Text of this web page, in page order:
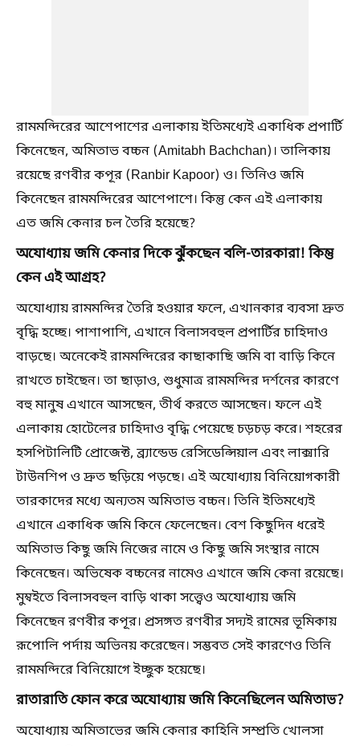
রামমন্দিরের আশেপাশের এলাকায় ইতিমধ্যেই একাধিক প্রপার্টি
কিনেছেন, অমিতাভ বচ্চন (Amitabh Bachchan)। তালিকায়
রয়েছে রণবীর কপূর (Ranbir Kapoor) ও। তিনিও জমি
কিনেছেন রামমন্দিরের আশেপাশে। কিন্তু কেন এই এলাকায়
এত জমি কেনার চল তৈরি হয়েছে?
অযোধ্যায় জমি কেনার দিকে ঝুঁকছেন বলি-তারকারা! কিন্তু
কেন এই আগ্রহ?
অযোধ্যায় রামমন্দির তৈরি হওয়ার ফলে, এখানকার ব্যবসা দ্রুত
বৃদ্ধি হচ্ছে। পাশাপাশি, এখানে বিলাসবহুল প্রপার্টির চাহিদাও
বাড়ছে। অনেকেই রামমন্দিরের কাছাকাছি জমি বা বাড়ি কিনে
রাখতে চাইছেন। তা ছাড়াও, শুধুমাত্র রামমন্দির দর্শনের কারণে
বহু মানুষ এখানে আসছেন, তীর্থ করতে আসছেন। ফলে এই
এলাকায় হোটেলের চাহিদাও বৃদ্ধি পেয়েছে চড়চড় করে। শহরের
হসপিটালিটি প্রোজেক্ট, ব্র্যান্ডেড রেসিডেন্সিয়াল এবং লাক্সারি
টাউনশিপ ও দ্রুত ছড়িয়ে পড়ছে। এই অযোধ্যায় বিনিয়োগকারী
তারকাদের মধ্যে অন্যতম অমিতাভ বচ্চন। তিনি ইতিমধ্যেই
এখানে একাধিক জমি কিনে ফেলেছেন। বেশ কিছুদিন ধরেই
অমিতাভ কিছু জমি নিজের নামে ও কিছু জমি সংস্থার নামে
কিনেছেন। অভিষেক বচ্চনের নামেও এখানে জমি কেনা রয়েছে।
মুম্বইতে বিলাসবহুল বাড়ি থাকা সত্ত্বেও অযোধ্যায় জমি
কিনেছেন রণবীর কপূর। প্রসঙ্গত রণবীর সদ্যই রামের ভূমিকায়
রূপোলি পর্দায় অভিনয় করেছেন। সম্ভবত সেই কারণেও তিনি
রামমন্দিরে বিনিয়োগে ইচ্ছুক হয়েছে।
রাতারাতি ফোন করে অযোধ্যায় জমি কিনেছিলেন অমিতাভ?
অযোধ্যায় অমিতাভের জমি কেনার কাহিনি সম্প্রতি খোলসা